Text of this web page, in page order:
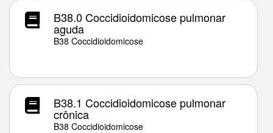
B38.0 Coccidioidomicose pulmonar
aguda
B38 Coccidioidomicose
B38.1 Coccidioidomicose pulmonar
crônica
B38 Coccidioidomicose